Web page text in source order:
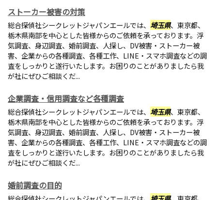
ストーカー被害の対策
総合探偵社シークレットジャパンエールでは、 埼玉県、東京都、
栃木県南部を中心とした皆様からのご依頼を承っております。浮
気調査、身辺調査、婚前調査、人探し、DV被害・ストーカー被
害、企業からの各種調査、各種工作、LINE・スマホ調査などの調
査をしっかりと遂行いたします。お困りのことがありましたら我
が社にぜひご相談くだ...
企業調査・信用調査など各種調査
総合探偵社シークレットジャパンエールでは、 埼玉県、東京都、
栃木県南部を中心とした皆様からのご依頼を承っております。浮
気調査、身辺調査、婚前調査、人探し、DV被害・ストーカー被
害、企業からの各種調査、各種工作、LINE・スマホ調査などの調
査をしっかりと遂行いたします。お困りのことがありましたら我
が社にぜひご相談くだ...
婚前調査の目的